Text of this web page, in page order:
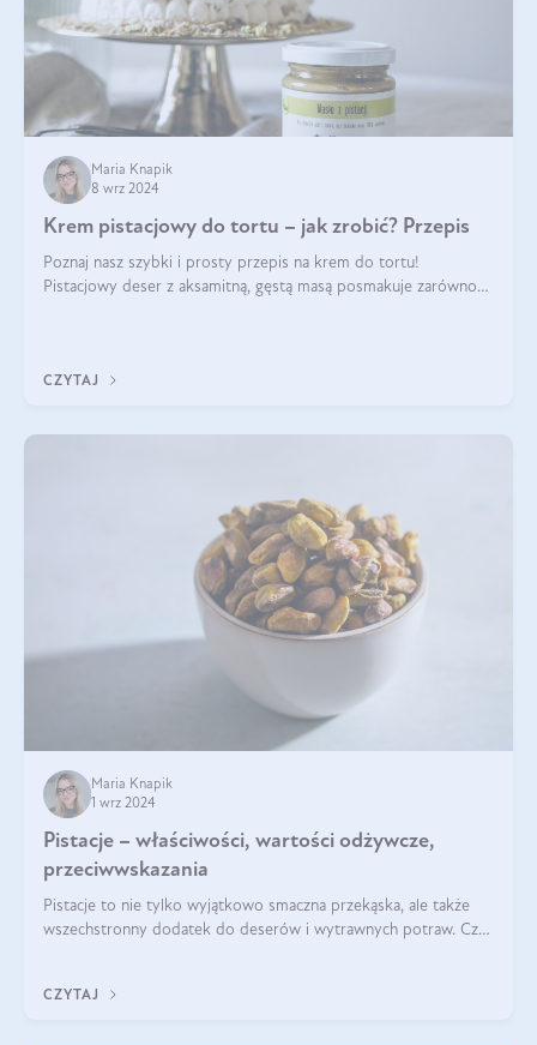
Maria Knapik
8 wrz 2024
Krem pistacjowy do tortu – jak zrobić? Przepis
Poznaj nasz szybki i prosty przepis na krem do tortu!
Pistacjowy deser z aksamitną, gęstą masą posmakuje zarówno
CZYTAJ
Maria Knapik
1 wrz 2024
Pistacje – właściwości, wartości odżywcze,
przeciwwskazania
Pistacje to nie tylko wyjątkowo smaczna przekąska, ale także
wszechstronny dodatek do deserów i wytrawnych potraw. Czy
CZYTAJ